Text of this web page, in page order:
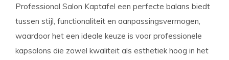
Professional Salon Kaptafel een perfecte balans biedt
tussen stijl, functionaliteit en aanpassingsvermogen,
waardoor het een ideale keuze is voor professionele
kapsalons die zowel kwaliteit als esthetiek hoog in het